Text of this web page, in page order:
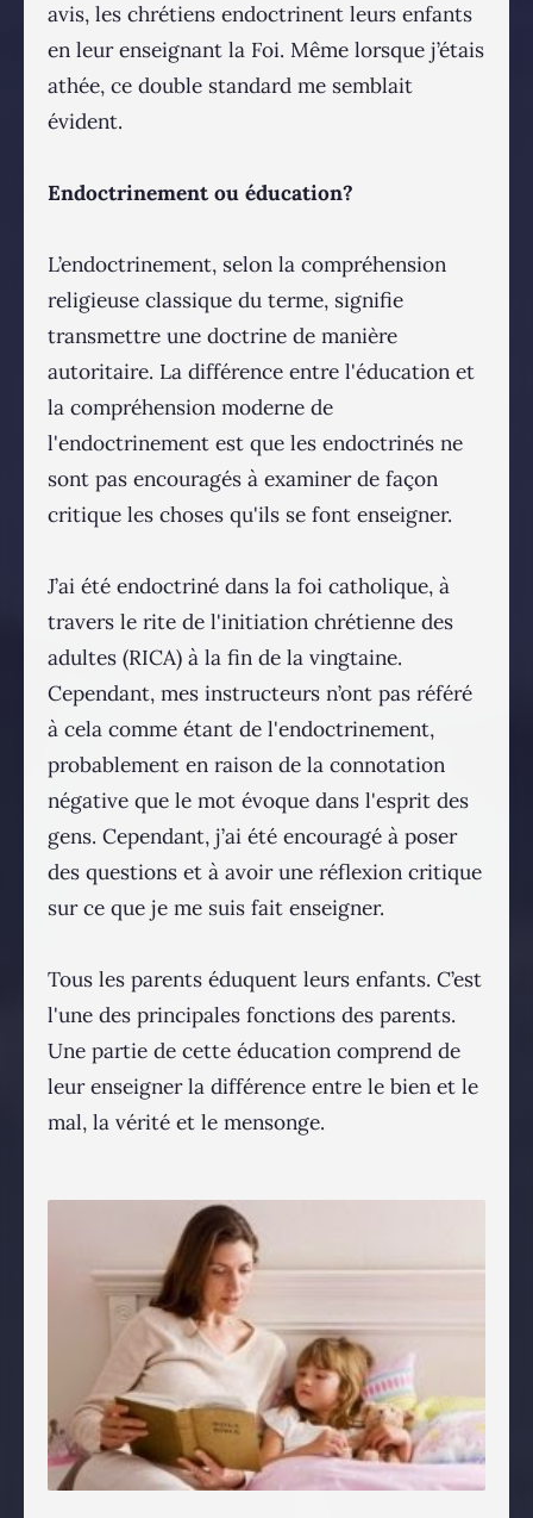
avis, les chrétiens endoctrinent leurs enfants
en leur enseignant la Foi. Même lorsque j’étais
athée, ce double standard me semblait
évident.
Endoctrinement ou éducation?
L’endoctrinement, selon la compréhension
religieuse classique du terme, signifie
transmettre une doctrine de manière
autoritaire. La différence entre l'éducation et
la compréhension moderne de
l'endoctrinement est que les endoctrinés ne
sont pas encouragés à examiner de façon
critique les choses qu'ils se font enseigner.
J’ai été endoctriné dans la foi catholique, à
travers le rite de l'initiation chrétienne des
adultes (RICA) à la fin de la vingtaine.
Cependant, mes instructeurs n’ont pas référé
à cela comme étant de l'endoctrinement,
probablement en raison de la connotation
négative que le mot évoque dans l'esprit des
gens. Cependant, j’ai été encouragé à poser
des questions et à avoir une réflexion critique
sur ce que je me suis fait enseigner.
Tous les parents éduquent leurs enfants. C’est
l'une des principales fonctions des parents.
Une partie de cette éducation comprend de
leur enseigner la différence entre le bien et le
mal, la vérité et le mensonge.